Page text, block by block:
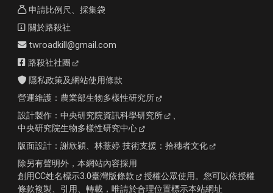
申請比例尺、採集袋
關於路殺社
twroadkill@gmail.com
路殺社社團
隱私政策及網站使用條款
營運維護： 農業部生物多樣性研究所
設計製作： 中央研究院資訊科學研究所
、
中央研究院生物多樣性研究中心
版面設計： 謝欣穎、林薏婷 技術支援： 拾穗者文化
除另有聲明外，本網站內容採用
創用CC姓名標示3.0臺灣版條款
授權公眾使用。您可以依授權
條款複製、引用、轉載，唯請於合理位置標示本站網址